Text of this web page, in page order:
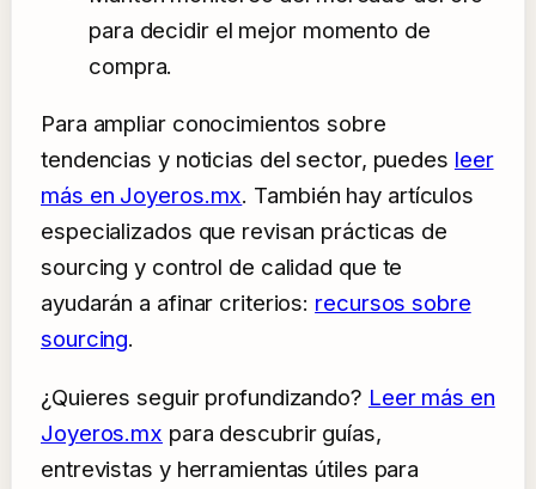
para decidir el mejor momento de
compra.
Para ampliar conocimientos sobre
tendencias y noticias del sector, puedes leer
más en Joyeros.mx. También hay artículos
especializados que revisan prácticas de
sourcing y control de calidad que te
ayudarán a afinar criterios: recursos sobre
sourcing.
¿Quieres seguir profundizando? Leer más en
Joyeros.mx para descubrir guías,
entrevistas y herramientas útiles para